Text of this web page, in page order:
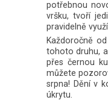
potřebnou
vršku, tvoří
pravidelně
Každoročně
tohoto druhu,
přes černou
můžete
srpna! Dění v
úkrytu.